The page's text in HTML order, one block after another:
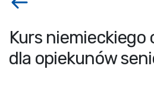
Kurs niemieckiego
dla opiekunów